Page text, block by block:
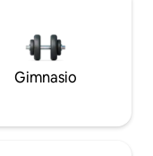
Gimnasio